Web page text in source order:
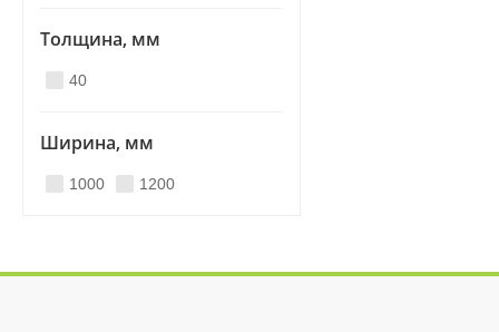
Толщина, мм
40
Ширина, мм
1000 1200